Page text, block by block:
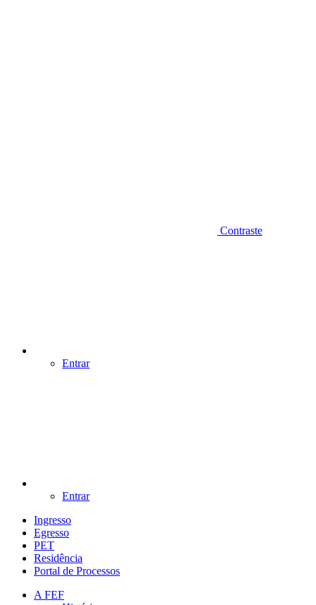
Contraste
Entrar
Entrar
Ingresso
Egresso
PET
Residência
Portal de Processos
A FEF